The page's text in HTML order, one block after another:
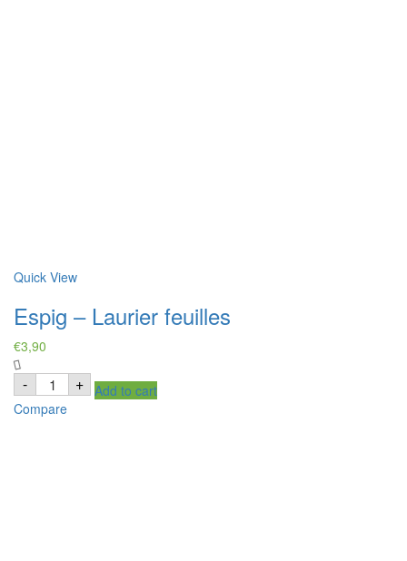
Quick View
Espig – Laurier feuilles
€3,90
- Espig
-
Laurier
feuilles
+ Add to cart
Compare